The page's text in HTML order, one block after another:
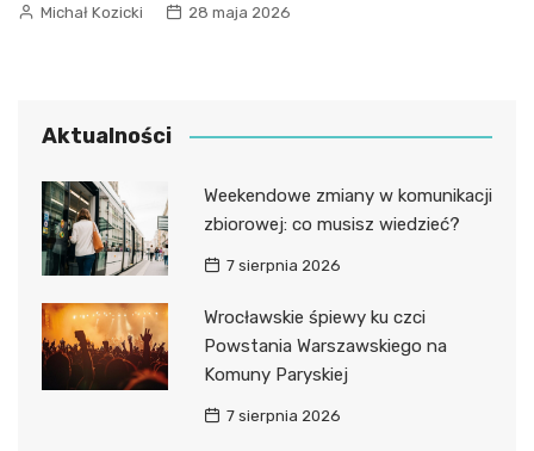
Michał Kozicki 28 maja 2026
Aktualności
Weekendowe zmiany w komunikacji
zbiorowej: co musisz wiedzieć?
7 sierpnia 2026
Wrocławskie śpiewy ku czci
Powstania Warszawskiego na
Komuny Paryskiej
7 sierpnia 2026